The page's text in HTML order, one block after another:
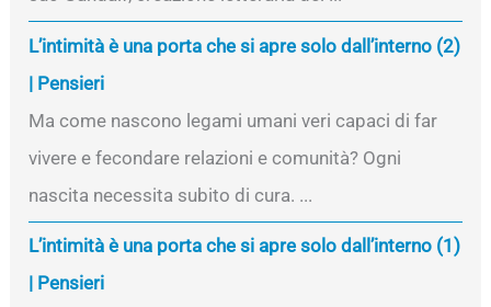
L’intimità è una porta che si apre solo dall’interno (2)
| Pensieri
Ma come nascono legami umani veri capaci di far
vivere e fecondare relazioni e comunità? Ogni
nascita necessita subito di cura. ...
L’intimità è una porta che si apre solo dall’interno (1)
| Pensieri